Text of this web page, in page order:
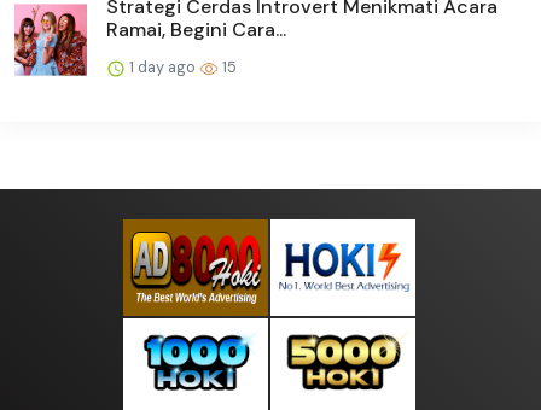
Strategi Cerdas Introvert Menikmati Acara
Ramai, Begini Cara...
1 day ago 15